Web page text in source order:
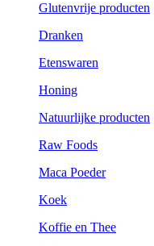
Glutenvrije producten
Dranken
Etenswaren
Honing
Natuurlijke producten
Raw Foods
Maca Poeder
Koek
Koffie en Thee